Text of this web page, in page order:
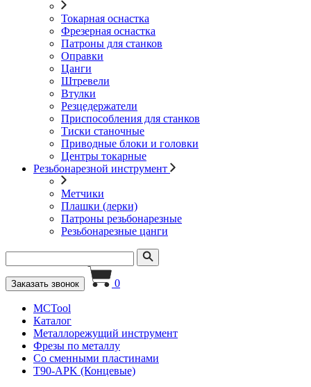
Токарная оснастка
Фрезерная оснастка
Патроны для станков
Оправки
Цанги
Штревели
Втулки
Резцедержатели
Приспособления для станков
Тиски станочные
Приводные блоки и головки
Центры токарные
Резьбонарезной инструмент
Метчики
Плашки (лерки)
Патроны резьбонарезные
Резьбонарезные цанги
Заказать звонок 0
MCTool
Каталог
Металлорежущий инструмент
Фрезы по металлу
Со сменными пластинами
T90-APK (Концевые)